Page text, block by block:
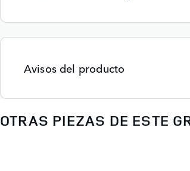
Avisos del producto
OTRAS PIEZAS DE ESTE